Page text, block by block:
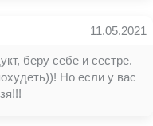
11.05.2021
беру себе и сестре.
Но если у вас